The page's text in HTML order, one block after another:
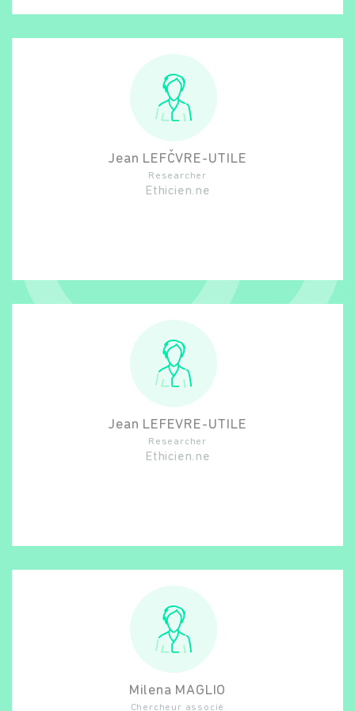
Jean LEFČVRE-UTILE
Researcher
Ethicien.ne
Jean LEFEVRE-UTILE
Researcher
Ethicien.ne
Milena MAGLIO
Chercheur associé